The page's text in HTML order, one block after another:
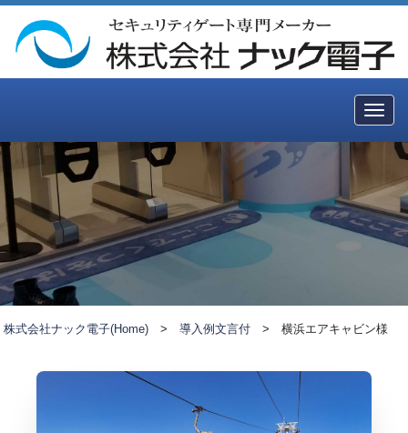
株式会社ナック電子(Home) >導入例文言付 >横浜エアキャビン様